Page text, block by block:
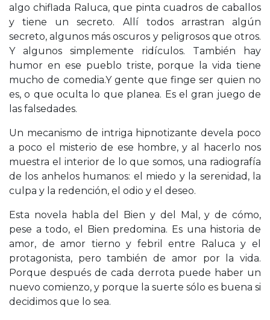
algo chiflada Raluca, que pinta cuadros de caballos
y tiene un secreto. Allí todos arrastran algún
secreto, algunos más oscuros y peligrosos que otros.
Y algunos simplemente ridículos. También hay
humor en ese pueblo triste, porque la vida tiene
mucho de comedia.Y gente que finge ser quien no
es, o que oculta lo que planea. Es el gran juego de
las falsedades.
Un mecanismo de intriga hipnotizante devela poco
a poco el misterio de ese hombre, y al hacerlo nos
muestra el interior de lo que somos, una radiografía
de los anhelos humanos: el miedo y la serenidad, la
culpa y la redención, el odio y el deseo.
Esta novela habla del Bien y del Mal, y de cómo,
pese a todo, el Bien predomina. Es una historia de
amor, de amor tierno y febril entre Raluca y el
protagonista, pero también de amor por la vida.
Porque después de cada derrota puede haber un
nuevo comienzo, y porque la suerte sólo es buena si
decidimos que lo sea.